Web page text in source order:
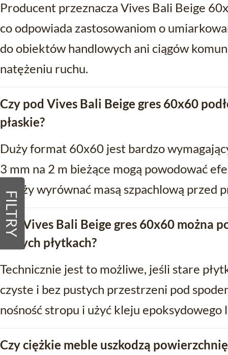
FILTRY
Producent przeznacza Vives Bali Beige
co odpowiada zastosowaniom o
do obiektów handlowych ani ciągów
natężeniu ruchu.
Czy pod Vives Bali Beige gres 60x60
płaskie?
Duży format 60x60 jest bardzo
3 mm na 2 m bieżące mogą powodować
należy wyrównać masą szpachlową przed
Czy Vives Bali Beige gres 60x60 można
starych płytkach?
Technicznie jest to możliwe, jeśli stare
czyste i bez pustych przestrzeni pod
nośność stropu i użyć kleju epoksydowego
Czy ciężkie meble uszkodzą